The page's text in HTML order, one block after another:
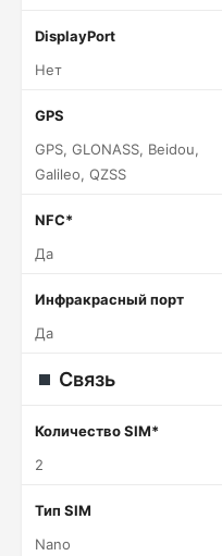
DisplayPort
Нет
GPS
GPS, GLONASS, Beidou,
Galileo, QZSS
NFC*
Да
Инфракрасный порт
Да
Связь
Количество SIM*
2
Тип SIM
Nano